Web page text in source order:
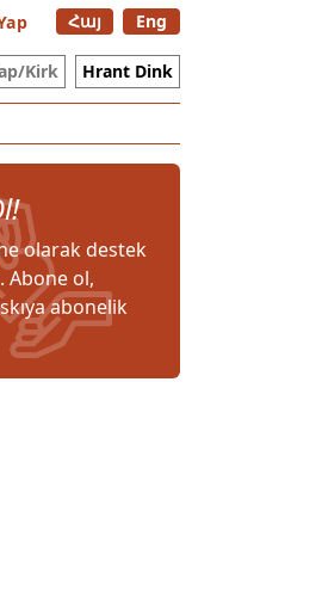
Հայ Eng
Kirk Hrant Dink
olarak destek
Abone ol,
abonelik